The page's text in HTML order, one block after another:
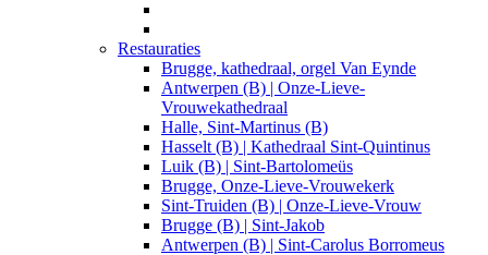
Restauraties
Brugge, kathedraal, orgel Van Eynde
Antwerpen (B) | Onze-Lieve-
Vrouwekathedraal
Halle, Sint-Martinus (B)
Hasselt (B) | Kathedraal Sint-Quintinus
Luik (B) | Sint-Bartolomeüs
Brugge, Onze-Lieve-Vrouwekerk
Sint-Truiden (B) | Onze-Lieve-Vrouw
Brugge (B) | Sint-Jakob
Antwerpen (B) | Sint-Carolus Borromeus